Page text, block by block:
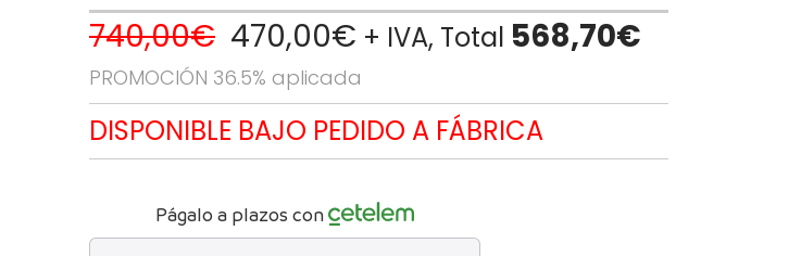
740,00€ El
precio
original
era:
740,00€.
470,00€ El
precio
actual
es:
470,00€.
+ IVA, Total 568,70€
PROMOCIÓN 36.5% aplicada
DISPONIBLE BAJO PEDIDO A FÁBRICA
Págalo a plazos con